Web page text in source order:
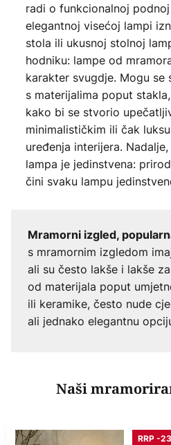
radi o funkcionalnoj
elegantnoj visećoj lampi
stola ili ukusnoj stolnoj
hodniku: lampe od
karakter svugdje. Mogu se
s materijalima poput
kako bi se stvorio
minimalističkim ili čak
uređenja interijera.
lampa je jedinstvena:
čini svaku lampu
Mramorni izgled,
s mramornim izgledom
ali su često lakše i lakše
od materijala poput
ili keramike, često nude
ali jednako elegantnu
Naši
RRP -